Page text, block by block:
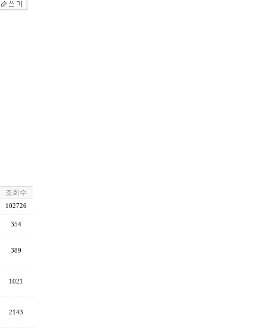
조회수
102726
354
389
1021
2143